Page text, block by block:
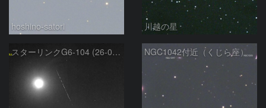
hoshino-satori 川越の星
スターリンクG6-104 (26-02-23) NGC1042付近（くじら座）